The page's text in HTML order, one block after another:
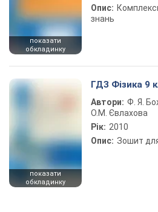
показати
обкладинку
Опис:
знань
показати
обкладинку
ГДЗ Фізика 9
Автори: Ф. Я.
О.М. Євлахова
Рік: 2010
Опис: Зошит